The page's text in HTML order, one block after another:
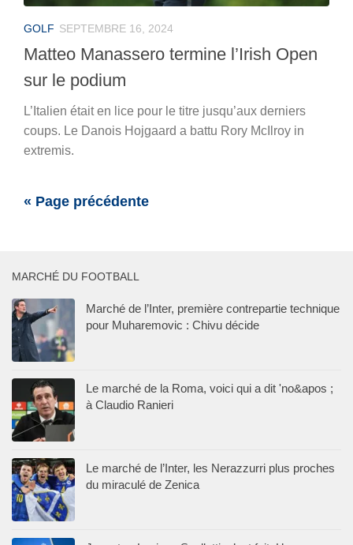
GOLF SEPTEMBRE 16, 2024
Matteo Manassero termine l’Irish Open
sur le podium
L’Italien était en lice pour le titre jusqu’aux derniers
coups. Le Danois Hojgaard a battu Rory McIlroy in
extremis.
« Page précédente
MARCHÉ DU FOOTBALL
Marché de l’Inter, première contrepartie technique
pour Muharemovic : Chivu décide
Le marché de la Roma, voici qui a dit 'no&apos ;
à Claudio Ranieri
Le marché de l’Inter, les Nerazzurri plus proches
du miraculé de Zenica